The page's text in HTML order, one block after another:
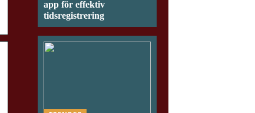
app för effektiv
tidsregistrering